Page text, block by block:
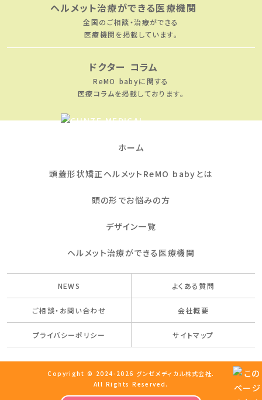
ヘルメット治療ができる医療機関
全国のご相談・治療ができる
医療機関を掲載しています。
ドクター コラム
ReMO babyに関する
医療コラムを掲載しております。
ホーム
頭蓋形状矯正ヘルメットReMO babyとは
頭の形でお悩みの方
デザイン一覧
ヘルメット治療ができる医療機関
NEWS よくある質問
ご相談・お問い合わせ 会社概要
プライバシーポリシー サイトマップ
Copyright © 2024-2026 グンゼメディカル株式会社.
All Rights Reserved.